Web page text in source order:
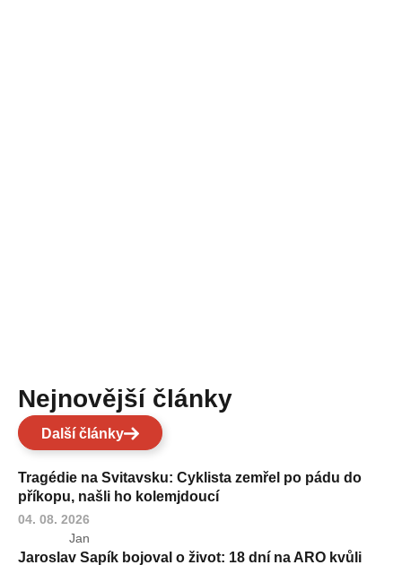
Nejnovější články
Další články
Tragédie na Svitavsku: Cyklista zemřel po pádu do
příkopu, našli ho kolemjdoucí
04. 08. 2026
Jan
Jaroslav Sapík bojoval o život: 18 dní na ARO kvůli